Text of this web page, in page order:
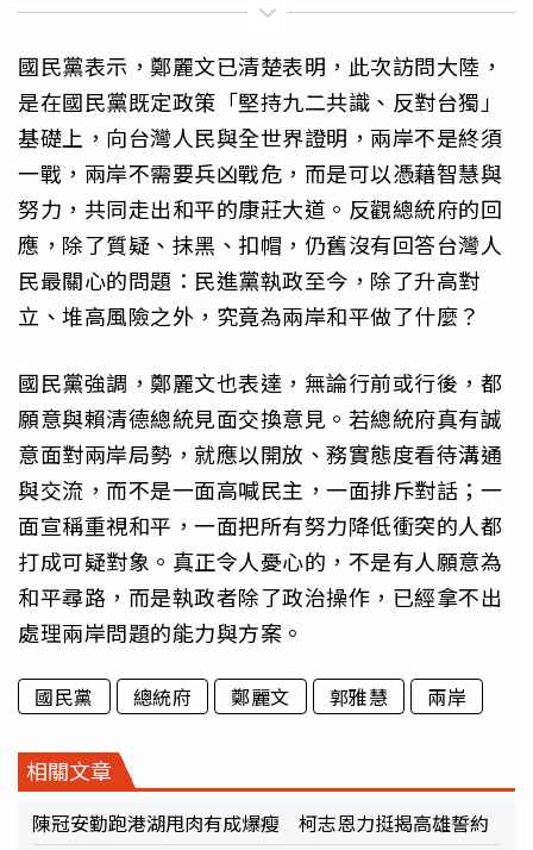
國民黨表示，鄭麗文已清楚表明，此次訪問大陸，
是在國民黨既定政策「堅持九二共識、反對台獨」
基礎上，向台灣人民與全世界證明，兩岸不是終須
一戰，兩岸不需要兵凶戰危，而是可以憑藉智慧與
努力，共同走出和平的康莊大道。反觀總統府的回
應，除了質疑、抹黑、扣帽，仍舊沒有回答台灣人
民最關心的問題：民進黨執政至今，除了升高對
立、堆高風險之外，究竟為兩岸和平做了什麼？
國民黨強調，鄭麗文也表達，無論行前或行後，都
願意與賴清德總統見面交換意見。若總統府真有誠
意面對兩岸局勢，就應以開放、務實態度看待溝通
與交流，而不是一面高喊民主，一面排斥對話；一
面宣稱重視和平，一面把所有努力降低衝突的人都
打成可疑對象。真正令人憂心的，不是有人願意為
和平尋路，而是執政者除了政治操作，已經拿不出
處理兩岸問題的能力與方案。
國民黨 總統府 鄭麗文 郭雅慧 兩岸
相關文章
陳冠安勤跑港湖甩肉有成爆瘦 柯志恩力挺揭高雄誓約